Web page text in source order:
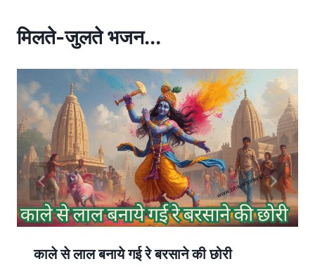
p
मिलते-जुलते भजन...
काले से लाल बनाये गई रे बरसाने की छोरी